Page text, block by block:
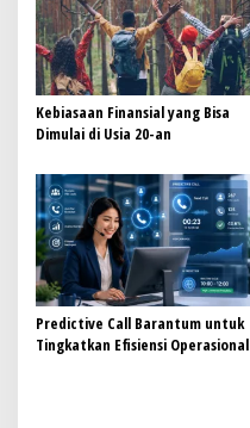
Kebiasaan Finansial yang Bisa
Dimulai di Usia 20-an
Predictive Call Barantum untuk
Tingkatkan Efisiensi Operasional